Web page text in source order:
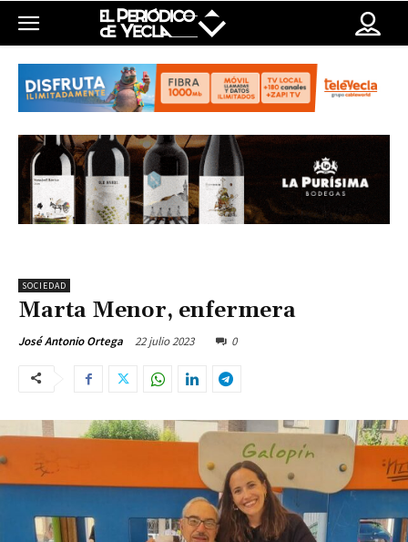
SOCIEDAD
Marta Menor, enfermera
José Antonio Ortega 22 julio 2023 0